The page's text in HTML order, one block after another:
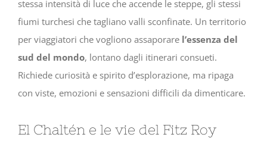
stessa intensità di luce che accende le steppe, gli stessi
fiumi turchesi che tagliano valli sconfinate. Un territorio
per viaggiatori che vogliono assaporare l’essenza del
sud del mondo, lontano dagli itinerari consueti.
Richiede curiosità e spirito d’esplorazione, ma ripaga
con viste, emozioni e sensazioni difficili da dimenticare.
El Chaltén e le vie del Fitz Roy